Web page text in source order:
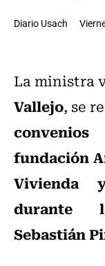
Diario Usach
La ministra
Vallejo, se
fundación
Vivienda
durante
Sebastián